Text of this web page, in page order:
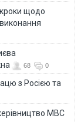
щодо
68 0
з Росією та
МВС